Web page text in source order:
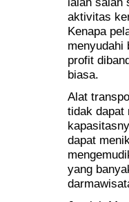
aktivitas
Kenapa
menyudahi
profit
biasa.
Alat
tidak dapat
dapat
yang